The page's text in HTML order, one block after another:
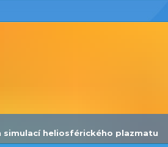
simulací heliosférického plazmatu